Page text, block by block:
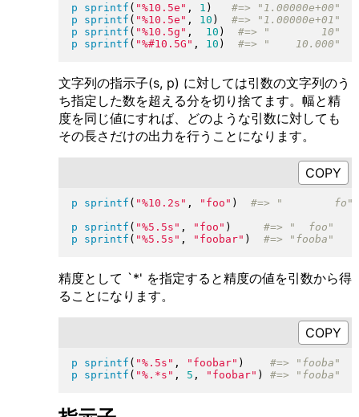
p sprintf ( "%10.5e " , 1 )
p
sprintf ( "%10.5e " , 10 )
p
sprintf ( "%10.5g " , 10 )
p
sprintf ( "%#10.5G " , 10 )
文字列の指示子(s, p) に対しては引数の文字列のう
ち指定した数を超える分を切り捨てます。幅と精
度を同じ値にすれば、どのような引数に対しても
その長さだけの出力を行うことになります。
p sprintf ( "%10.2s " , " foo " )
p
sprintf ( "%5.5s " , " foo " )
p
sprintf ( "%5.5s " , " foobar" )
精度として `*' を指定すると精度の値を引数から得
ることになります。
p sprintf ( "%.5s " , " foobar" )
p
sprintf ( "%.*s " , 5 , " foobar" )